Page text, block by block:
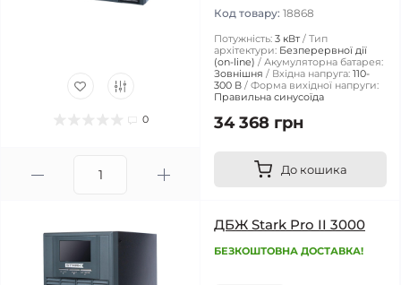
0
Код товару: 18868
Потужність: 3 кВт
Тип
архітектури: Безперервної дії
(on-line)
Акумуляторна батарея:
Зовнішня
Вхідна напруга: 110-
300 В
Форма вихідної напруги:
Правильна синусоїда
34 368 грн
До кошика
ДБЖ Stark Pro II 3000
БЕЗКОШТОВНА ДОСТАВКА!